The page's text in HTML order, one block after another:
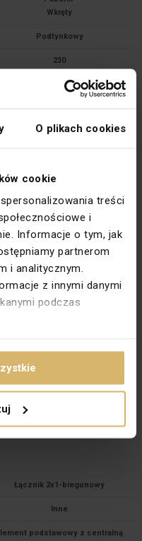
O plikach cookies
cookie
treści
i
Informacje o tym, jak
partnerom
i analitycznym.
z innymi danymi
podczas
Podtynkowy
230
SIMON BASIC
75
Podtynkowy
75
Naturalne
Błyszczące
Nie
Łącznik 2x1-biegunowy
Inne
podstawowy z centralną